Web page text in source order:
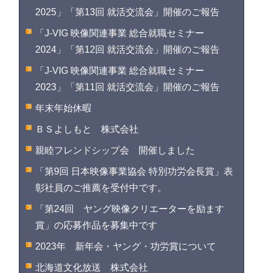
2025」「第13回 就活交流会」開催のご報告
「J-VIG 映像関連事業 総合就職セミナー
2024」「第12回 就活交流会」開催のご報告
「J-VIG 映像関連事業 総合就職セミナー
2023」「第11回 就活交流会」開催のご報告
年末年始休暇
ＢＳよしもと 株式会社
親睦フレンドシップ会 開催しました
「第9回 日本映像事業協会 特別功労会長賞」表
彰社員のご推薦を受付中です。
「第24回 ヤング映像クリエーターを励ます
賞」の応募作品を募集中です
2023年 新年会・ヤング・功労賞について
北海道文化放送 株式会社